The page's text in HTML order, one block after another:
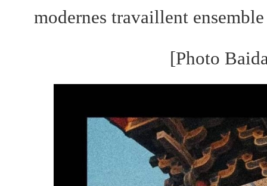
modernes travaillent
[Photo